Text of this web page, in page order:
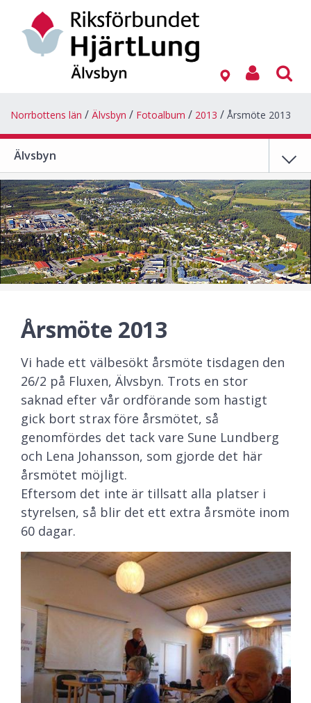
Norrbottens län Älvsbyn Fotoalbum 2013 Årsmöte 2013
Älvsbyn
Årsmöte 2013
Vi hade ett välbesökt årsmöte tisdagen den
26/2 på Fluxen, Älvsbyn. Trots en stor
saknad efter vår ordförande som hastigt
gick bort strax före årsmötet, så
genomfördes det tack vare Sune Lundberg
och Lena Johansson, som gjorde det här
årsmötet möjligt.
Eftersom det inte är tillsatt alla platser i
styrelsen, så blir det ett extra årsmöte inom
60 dagar.